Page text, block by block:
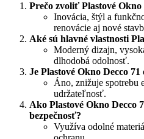
Prečo zvoliť Plastové Okno
Inovácia, štýl a
renovácie aj nové
Aké sú hlavné vlastnosti
Moderný dizajn,
dlhodobá odolnosť.
Je Plastové Okno Decco
Áno, znižuje spotrebu
udržateľnosť.
Ako Plastové Okno Decco
bezpečnosť?
Využíva odolné